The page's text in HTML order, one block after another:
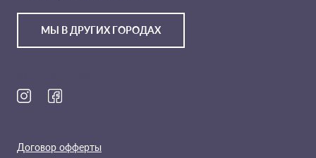
МЫ В ДРУГИХ ГОРОДАХ
Договор офферты